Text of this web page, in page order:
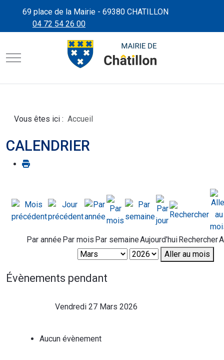
69 place de la Mairie - 69380 CHATILLON
04 72 54 26 00
CHÂTILLON D'AZERGUES"
SITE OFFICIEL DE LA MAIRIE
Mobile Menu Toggle
Vous êtes ici : Accueil
CALENDRIER
Par annéePar mois Par semaineAujourd'huiRechercher
Aller au mois
Évènements pendant
Vendredi 27 Mars 2026
Aucun évènement